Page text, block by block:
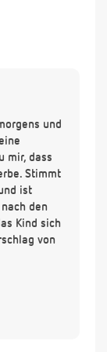
und
mir, dass
Stimmt
ist
den
Kind sich
von
schon